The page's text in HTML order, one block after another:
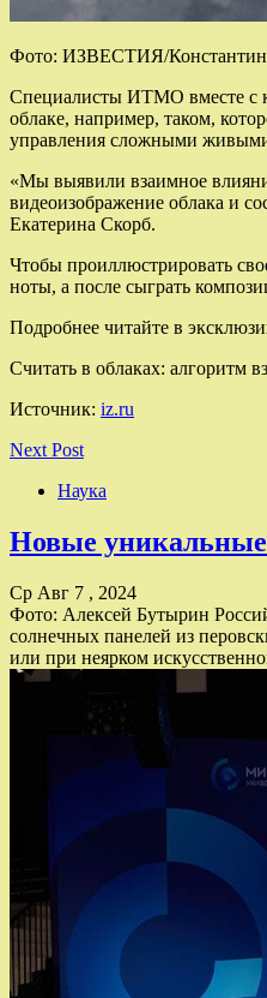
Фото: ИЗВЕСТИЯ/
Специалисты ИТМО вместе с
облаке, например, таком,
управления сложными
«Мы выявили взаимное
видеоизображение облака и
Екатерина Скорб.
Чтобы проиллюстрировать
ноты, а после сыграть
Подробнее читайте в
Считать в облаках: алгоритм
Источник: iz.ru
Next Post
Наука
Новые уникальные
Ср Авг 7 , 2024
Фото: Алексей Бутырин
солнечных панелей из
или при неярком